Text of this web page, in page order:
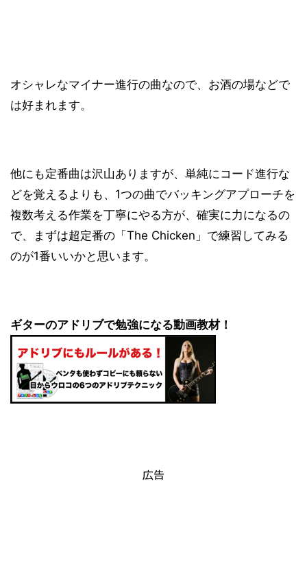
オシャレなマイナー進行の曲なので、お酒の場などで
は好まれます。
他にも定番曲は沢山ありますが、単純にコード進行な
どを覚えるよりも、1つの曲でバッキングアプローチを
複数考える作業を丁寧にやる方が、確実に力になるの
で、まずは超定番の「The Chicken」で練習してみる
のが1番いいかと思います。
ギターのアドリブで勉強になる動画教材！
広告